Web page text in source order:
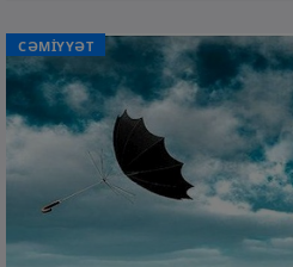
CƏMİYYƏT